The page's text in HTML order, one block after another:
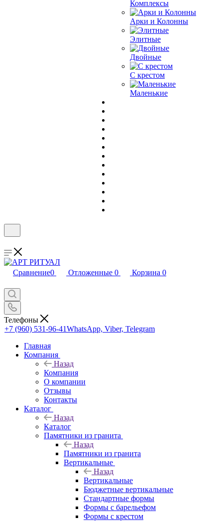
Комплексы
Арки и Колонны
Элитные
Двойные
С крестом
Маленькие
Сравнение0 Отложенные 0 Корзина 0
Телефоны
+7 (960) 531-96-41WhatsApp, Viber, Telegram
Главная
Компания
Назад
Компания
О компании
Отзывы
Контакты
Каталог
Назад
Каталог
Памятники из гранита
Назад
Памятники из гранита
Вертикальные
Назад
Вертикальные
Бюджетные вертикальные
Стандартные формы
Формы с барельефом
Формы с крестом